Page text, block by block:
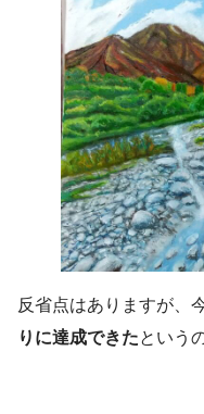
反省点はありますが、
りに達成できたという